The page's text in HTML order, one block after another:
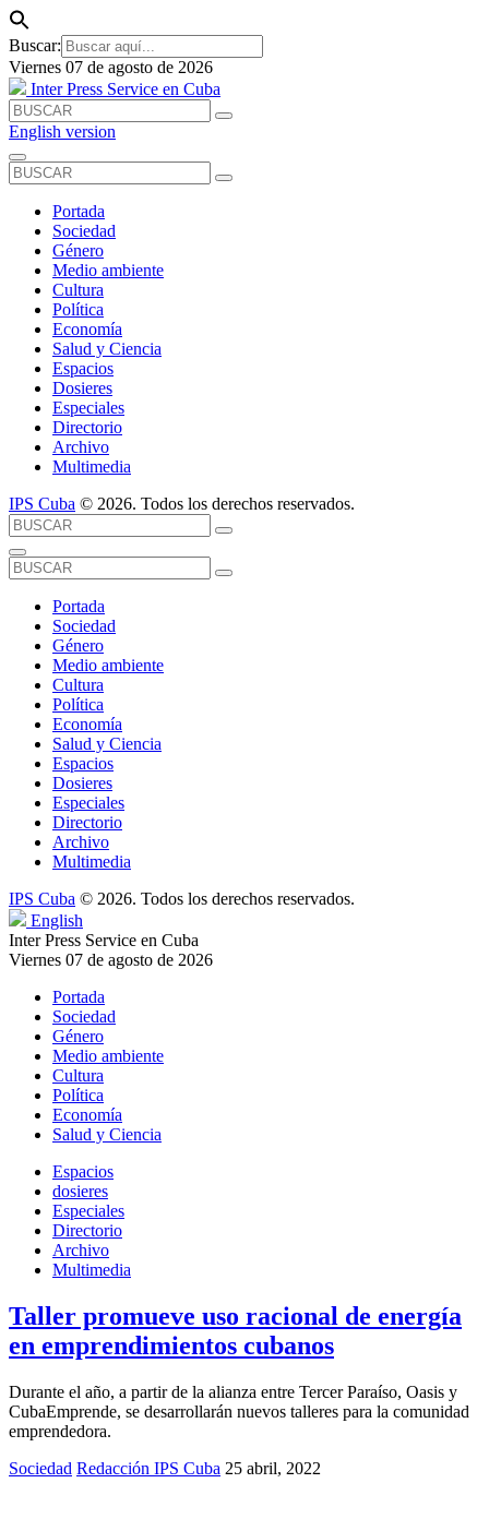
Buscar:
Viernes 07 de agosto de 2026
Inter Press Service en Cuba
English version
Portada
Sociedad
Género
Medio ambiente
Cultura
Política
Economía
Salud y Ciencia
Espacios
Dosieres
Especiales
Directorio
Archivo
Multimedia
IPS Cuba © 2026. Todos los derechos reservados.
Portada
Sociedad
Género
Medio ambiente
Cultura
Política
Economía
Salud y Ciencia
Espacios
Dosieres
Especiales
Directorio
Archivo
Multimedia
IPS Cuba © 2026. Todos los derechos reservados.
English
Inter Press Service en Cuba
Viernes 07 de agosto de 2026
Portada
Sociedad
Género
Medio ambiente
Cultura
Política
Economía
Salud y Ciencia
Espacios
dosieres
Especiales
Directorio
Archivo
Multimedia
Taller promueve uso racional de energía
en emprendimientos cubanos
Durante el año, a partir de la alianza entre Tercer Paraíso, Oasis y
CubaEmprende, se desarrollarán nuevos talleres para la comunidad
emprendedora.
Sociedad Redacción IPS Cuba 25 abril, 2022